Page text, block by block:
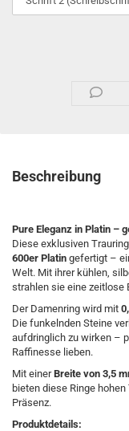
Beschreibung
Pure Eleganz in Platin –
Diese exklusiven
600er Platin gefertigt –
Welt. Mit ihrer kühlen,
strahlen sie eine zeitlose
Der Damenring wird mit
Die funkelnden Steine
aufdringlich zu wirken –
Raffinesse lieben.
Mit einerBreite von 3,5
bieten diese Ringe
Präsenz.
Produktdetails: